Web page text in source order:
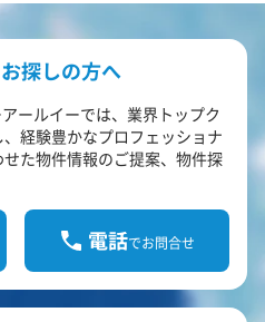
探しの方へ
ールイーでは、業界トップク
経験豊かなプロフェッショナ
た物件情報のご提案、物件探
電話でお問合せ